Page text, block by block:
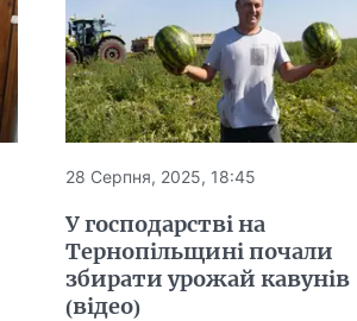
28 Серпня, 2025, 18:45
У господарстві на
Тернопільщині почали
збирати урожай кавунів
(відео)